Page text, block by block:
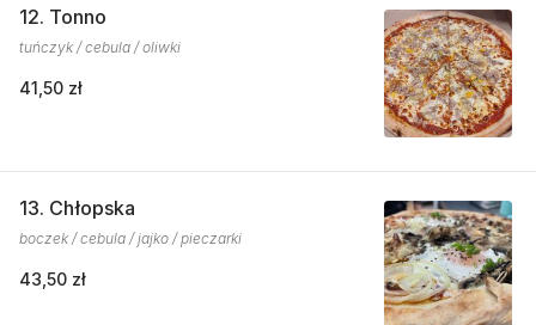
12. Tonno
tuńczyk / cebula / oliwki
41,50 zł
13. Chłopska
boczek / cebula / jajko / pieczarki
43,50 zł